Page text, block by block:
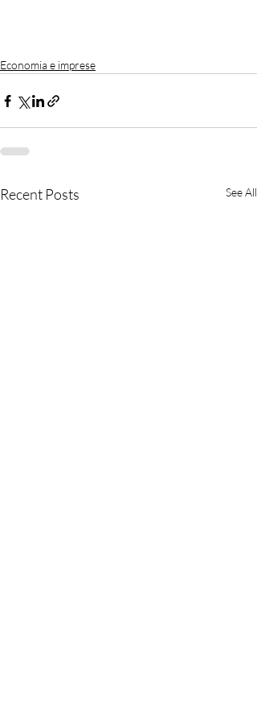
Economia e imprese
Recent Posts See All